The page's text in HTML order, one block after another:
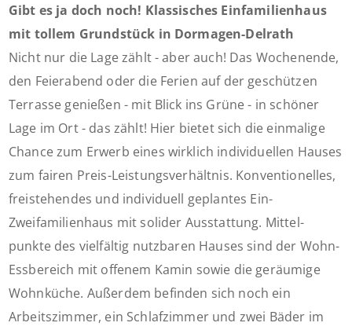
Gibt es ja doch noch! Klassisches Einfamilienhaus
mit tollem Grundstück in Dormagen-Delrath
Nicht nur die Lage zählt - aber auch! Das Wochenende,
den Feierabend oder die Ferien auf der geschützen
Terrasse genießen - mit Blick ins Grüne - in schöner
Lage im Ort - das zählt! Hier bietet sich die einmalige
Chance zum Erwerb eines wirklich individuellen Hauses
zum fairen Preis-Leistungsverhältnis. Konventionelles,
freistehendes und individuell geplantes Ein-
Zweifamilienhaus mit solider Ausstattung. Mittel-
punkte des vielfältig nutzbaren Hauses sind der Wohn-
Essbereich mit offenem Kamin sowie die geräumige
Wohnküche. Außerdem befinden sich noch ein
Arbeitszimmer, ein Schlafzimmer und zwei Bäder im